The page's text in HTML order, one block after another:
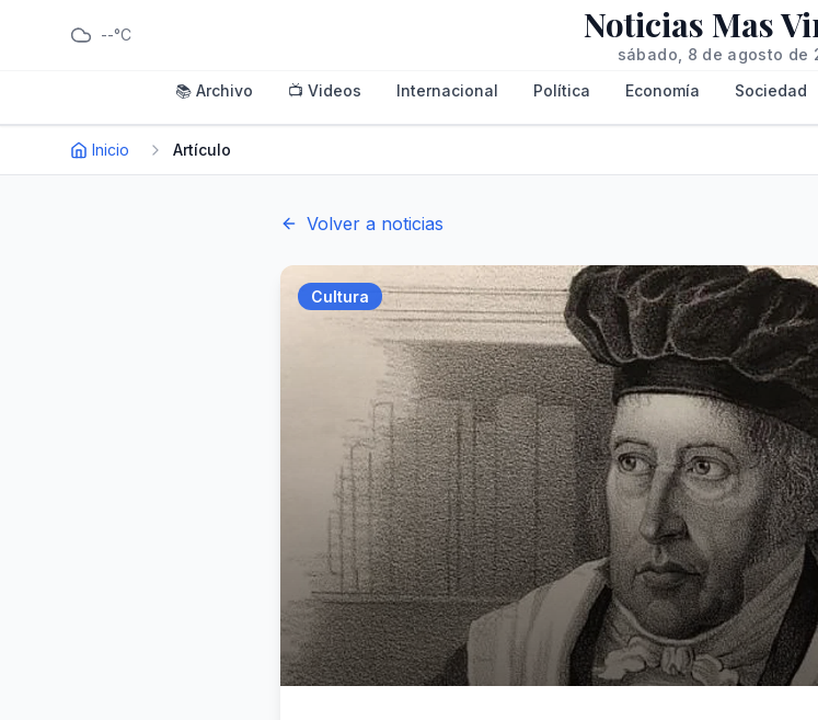
--°C Noticias Mas
sábado, 8 de agosto de
📚 Archivo 📺 Videos Internacional Política Economía Sociedad
Inicio Artículo
Volver a noticias
Cultura